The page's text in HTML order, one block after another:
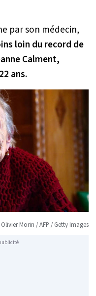
par son médecin,
loin du record de
Calment,
ans.
Olivier Morin / AFP / Getty Images